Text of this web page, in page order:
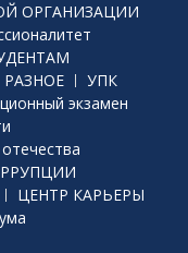
ОРГАНИЗАЦИИ
РАЗНОЕ
УПК
экзамен
ЦЕНТР КАРЬЕРЫ